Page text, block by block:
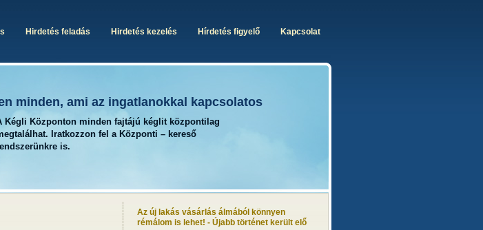
Hirdetés feladás Hirdetés kezelés Hírdetés figyelő Kapcsolat
minden, ami az ingatlanokkal kapcsolatos
Kégli Központon minden fajtájú kéglit központilag
Iratkozzon fel a Központi – kereső
is.
Az új lakás vásárlás álmából könnyen
rémálom is lehet! - Újabb történet került elő